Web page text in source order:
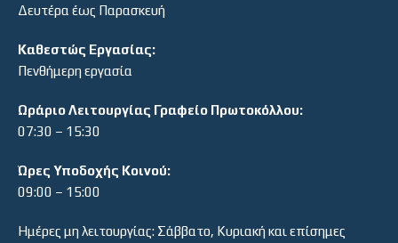
Δευτέρα έως Παρασκευή
Καθεστώς Εργασίας:
Πενθήμερη εργασία
Ωράριο Λειτουργίας Γραφείο Πρωτοκόλλου:
07:30 – 15:30
Ώρες Υποδοχής Κοινού:
09:00 – 15:00
Ημέρες μη λειτουργίας: Σάββατο, Κυριακή και επίσημες